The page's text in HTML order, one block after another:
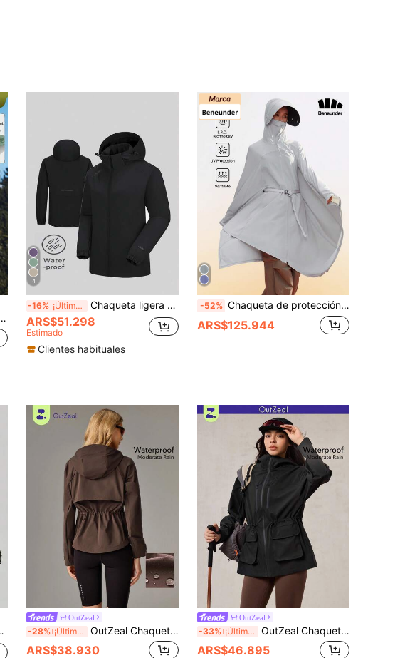
4
-16% ¡Últimos 3 días Chaqueta ligera de cáscara suave con capucha para mujer, adecuada para senderismo y camping, deportes de primavera
ARS$51.298
Estimado
Clientes habituales
-52% Chaqueta de protección solar anti-UV Hydrosilver Shell para mujer Beneunder MP800
ARS$125.944
OutZeal
-28% ¡Últimos 3 días OutZeal Chaquetas para mujer para exteriores, senderismo y camping, con capucha, cintura con cordón, tops para exteriores
ARS$38.930
OutZeal
-33% ¡Últimos 2 días OutZeal Chaqueta de concha negra para mujer, unicolor, cortavientos con capucha para camping y senderismo, cintura con cordón, abrigo para exteriores, primavera y verano
ARS$46.895